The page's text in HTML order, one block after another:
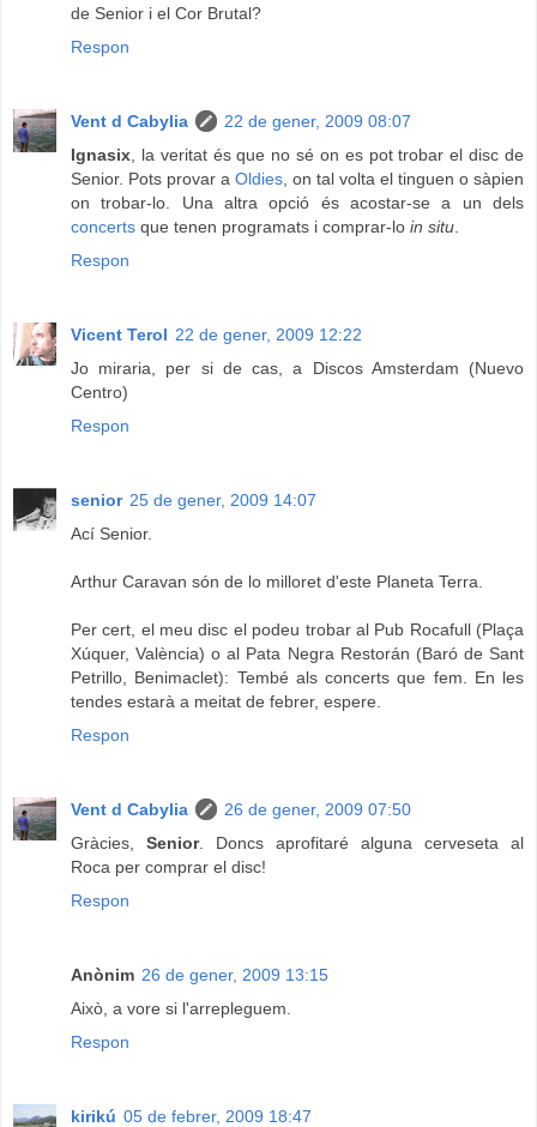
de Senior i el Cor Brutal?
Respon
Vent d Cabylia
22 de gener, 2009 08:07
Ignasix , la veritat és que no sé on es pot trobar el disc de
Senior. Pots provar a Oldies , on tal volta el tinguen o sàpien
on trobar-lo. Una altra opció és acostar-se a un dels
concerts que tenen programats i comprar-lo in situ
Respon
Vicent Terol 22 de gener, 2009 12:22
Jo miraria, per si de cas, a Discos Amsterdam (Nuevo
Centro)
Respon
senior 25 de gener, 2009 14:07
Ací Senior.
Arthur Caravan són de lo milloret d'este Planeta Terra.
Per cert, el meu disc el podeu trobar al Pub Rocafull (Plaça
Xúquer, València) o al Pata Negra Restorán (Baró de Sant
Petrillo, Benimaclet): Tembé als concerts que fem. En les
tendes estarà a meitat de febrer, espere.
Respon
Vent d Cabylia
26 de gener, 2009 07:50
Gràcies, Senior. Doncs aprofitaré alguna cerveseta al
Roca per comprar el disc!
Respon
Anònim 26 de gener, 2009 13:15
Això, a vore si l'arrepleguem.
Respon
kirikú 05 de febrer, 2009 18:47